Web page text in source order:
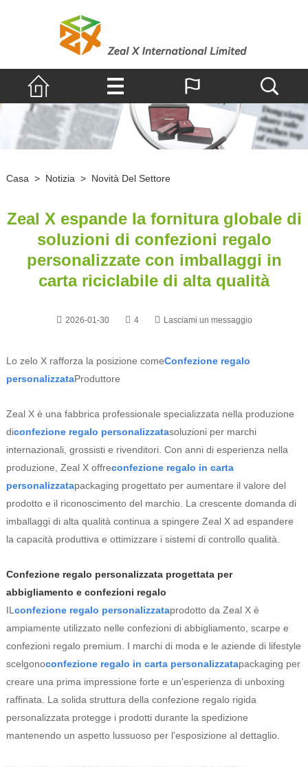
Casa > Notizia > Novità Del Settore
Zeal X espande la fornitura globale di
soluzioni di confezioni regalo
personalizzate con imballaggi in
carta riciclabile di alta qualità
2026-01-30 4 Lasciami un messaggio
Lo zelo X rafforza la posizione comeConfezione regalo
personalizzataProduttore
Zeal X è una fabbrica professionale specializzata nella produzione
diconfezione regalo personalizzatasoluzioni per marchi
internazionali, grossisti e rivenditori. Con anni di esperienza nella
produzione, Zeal X offreconfezione regalo in carta
personalizzatapackaging progettato per aumentare il valore del
prodotto e il riconoscimento del marchio. La crescente domanda di
imballaggi di alta qualità continua a spingere Zeal X ad espandere
la capacità produttiva e ottimizzare i sistemi di controllo qualità.
Confezione regalo personalizzata progettata per
abbigliamento e confezioni regalo
IL confezione regalo personalizzataprodotto da Zeal X è
ampiamente utilizzato nelle confezioni di abbigliamento, scarpe e
confezioni regalo premium. I marchi di moda e le aziende di lifestyle
scelgonoconfezione regalo in carta personalizzatapackaging per
creare una prima impressione forte e un'esperienza di unboxing
raffinata. La solida struttura della confezione regalo rigida
personalizzata protegge i prodotti durante la spedizione
mantenendo un aspetto lussuoso per l'esposizione al dettaglio.